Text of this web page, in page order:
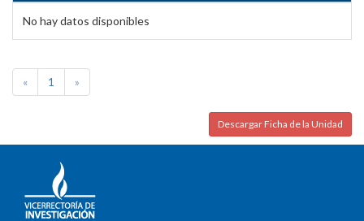
No hay datos disponibles
« 1 »
Descargar Ficha de la Unidad